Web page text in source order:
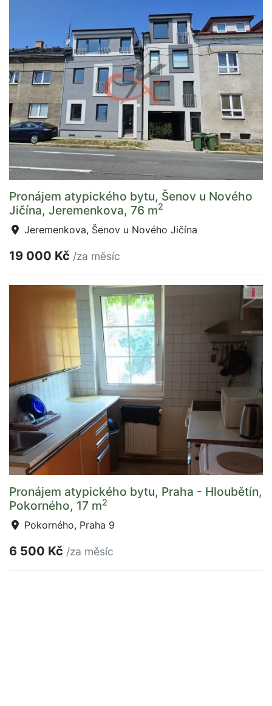
Pronájem atypického bytu, Šenov u Nového
Jičína, Jeremenkova, 76 m2
Jeremenkova, Šenov u Nového Jičína
19 000 Kč /za měsíc
Pronájem atypického bytu, Praha - Hloubětín,
Pokorného, 17 m2
Pokorného, Praha 9
6 500 Kč /za měsíc